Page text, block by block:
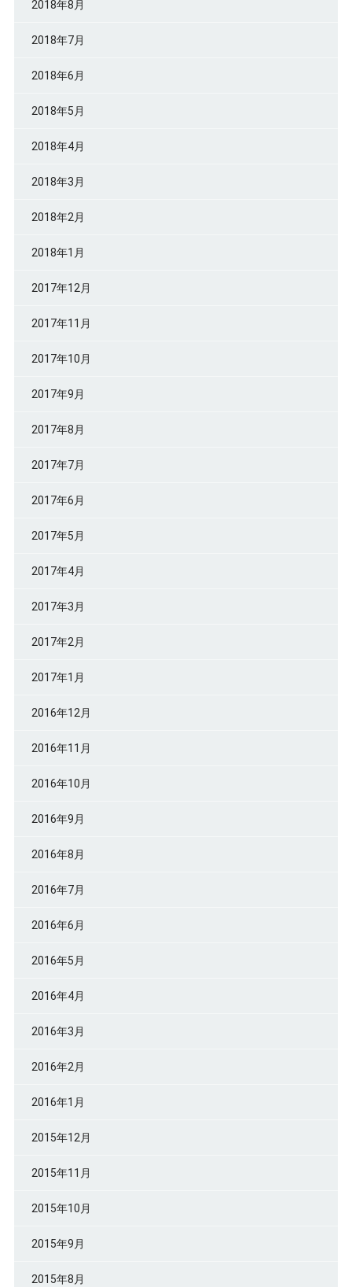
2018年8月
2018年7月
2018年6月
2018年5月
2018年4月
2018年3月
2018年2月
2018年1月
2017年12月
2017年11月
2017年10月
2017年9月
2017年8月
2017年7月
2017年6月
2017年5月
2017年4月
2017年3月
2017年2月
2017年1月
2016年12月
2016年11月
2016年10月
2016年9月
2016年8月
2016年7月
2016年6月
2016年5月
2016年4月
2016年3月
2016年2月
2016年1月
2015年12月
2015年11月
2015年10月
2015年9月
2015年8月